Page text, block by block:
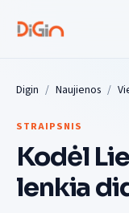
Digin Naujienos
STRAIPSNIS
Kodėl
lenkia